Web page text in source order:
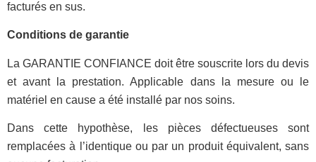
facturés en sus.
Conditions de garantie
La GARANTIE CONFIANCE doit être souscrite lors du devis
et avant la prestation. Applicable dans la mesure ou le
matériel en cause a été installé par nos soins.
Dans cette hypothèse, les pièces défectueuses sont
remplacées à l’identique ou par un produit équivalent, sans